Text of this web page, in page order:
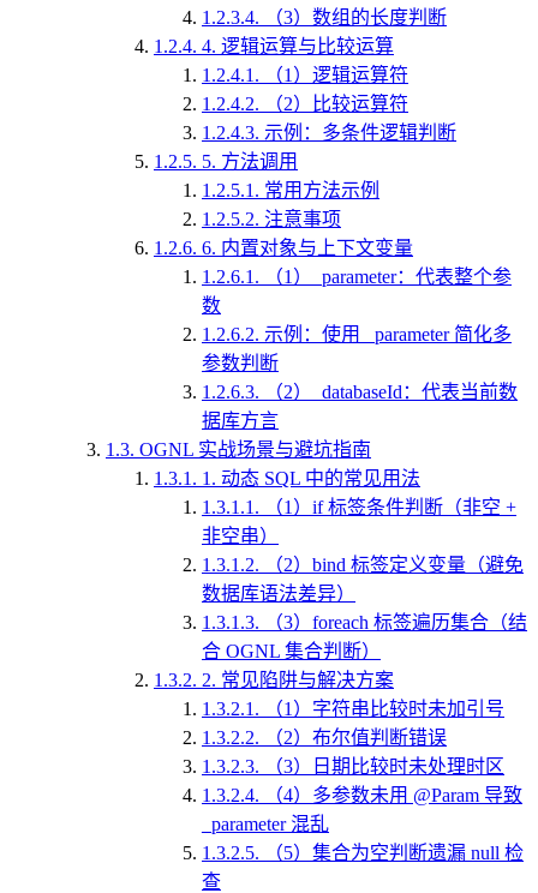
1.2.3.4.
（3）数组的长度判断
1.2.4. 4. 逻辑运算与比较运算
1.2.4.1.
（1）逻辑运算符
1.2.4.2.
（2）比较运算符
1.2.4.3. 示例：多条件逻辑判断
1.2.5. 5. 方法调用
1.2.5.1. 常用方法示例
1.2.5.2. 注意事项
1.2.6. 6. 内置对象与上下文变量
1.2.6.1.
（1）_parameter：代表整个参
数
1.2.6.2. 示例：使用 _parameter 简化多
参数判断
1.2.6.3.
（2）_databaseId：代表当前数
据库方言
1.3. OGNL 实战场景与避坑指南
1.3.1. 1. 动态 SQL 中的常见用法
1.3.1.1.
（1）if 标签条件判断（非空 +
非空串）
1.3.1.2.
（2）bind 标签定义变量（避免
数据库语法差异）
1.3.1.3.
（3）foreach 标签遍历集合（结
合 OGNL 集合判断）
1.3.2. 2. 常见陷阱与解决方案
1.3.2.1.
（1）字符串比较时未加引号
1.3.2.2.
（2）布尔值判断错误
1.3.2.3.
（3）日期比较时未处理时区
1.3.2.4.
（4）多参数未用 @Param 导致
_parameter 混乱
1.3.2.5.
（5）集合为空判断遗漏 null 检
查